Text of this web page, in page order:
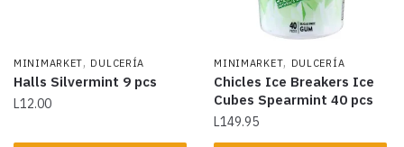
MINIMARKET, DULCERÍA
Halls Silvermint 9 pcs
L12.00
MINIMARKET, DULCERÍA
Chicles Ice Breakers Ice
Cubes Spearmint 40 pcs
L149.95